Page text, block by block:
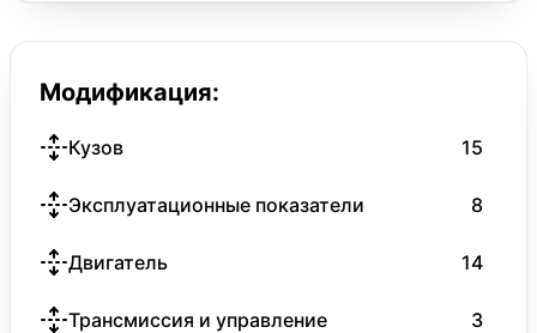
Модификация:
Кузов 15
Эксплуатационные показатели 8
Двигатель 14
Трансмиссия и управление 3